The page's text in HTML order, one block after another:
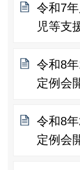
令和7
児等支
令和8
定例会
令和8
定例会